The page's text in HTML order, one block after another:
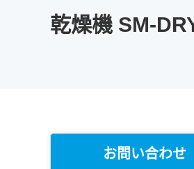
乾燥機 SM-
お問い合わせ